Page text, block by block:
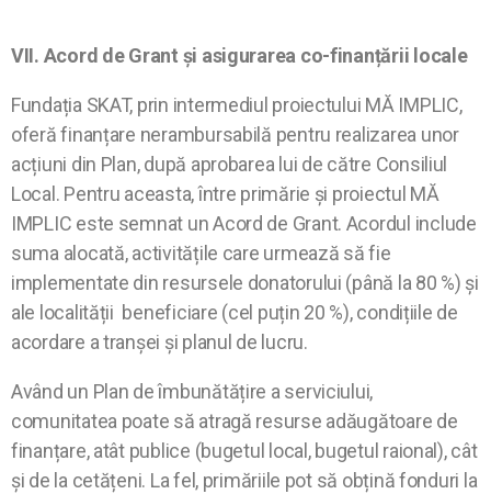
VII. Acord de Grant și asigurarea co-finanțării locale
Fundația SKAT, prin intermediul proiectului MĂ IMPLIC,
oferă finanțare nerambursabilă pentru realizarea unor
acțiuni din Plan, după aprobarea lui de către Consiliul
Local. Pentru aceasta, între primărie și proiectul MĂ
IMPLIC este semnat un Acord de Grant. Acordul include
suma alocată, activitățile care urmează să fie
implementate din resursele donatorului (până la 80 %) și
ale localității beneficiare (cel puțin 20 %), condițiile de
acordare a tranșei și planul de lucru.
Având un Plan de îmbunătățire a serviciului,
comunitatea poate să atragă resurse adăugătoare de
finanțare, atât publice (bugetul local, bugetul raional), cât
și de la cetățeni. La fel, primăriile pot să obțină fonduri la